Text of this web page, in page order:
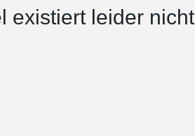
existiert leider nicht